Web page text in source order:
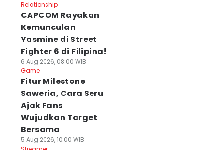
Relationship
CAPCOM Rayakan
Kemunculan
Yasmine di Street
Fighter 6 di Filipina!
6 Aug 2026, 08:00 WIB
Game
Fitur Milestone
Saweria, Cara Seru
Ajak Fans
Wujudkan Target
Bersama
5 Aug 2026, 10:00 WIB